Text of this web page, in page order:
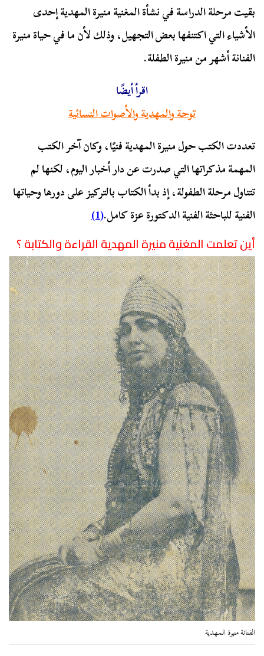
بقيت مرحلة الدراسة في نشأة المغنية منيرة المهدية إحدى
الأشياء التي اكتنفها بعض التجهيل، وذلك لأن ما في حياة منيرة
الفنانة أشهر من منيرة الطفلة.
اقرأ أيضًا
توحة والمهدية والأصوات النسائية
تعددت الكتب حول منيرة المهدية فنيًا، وكان آخر الكتب
المهمة مذكراتها التي صدرت عن دار أخبار اليوم، لكنها لم
تتناول مرحلة الطفولة، إذ بدأ الكتاب بالتركيز على دورها وحياتها
الفنية للباحثة الفنية الدكتورة عزة كامل.(1)
أين تعلمت المغنية منيرة المهدية القراءة والكتابة ؟
الفنانة منيرة المهدية